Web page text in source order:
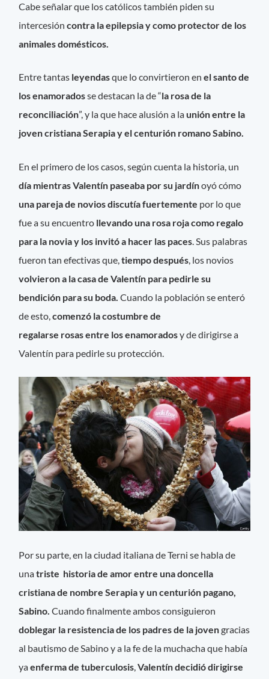
Cabe señalar que los católicos también piden su
intercesióncontra la epilepsia y como protector de los
animales domésticos.
Entre tantas leyendasque lo convirtieron enel santo de
los enamoradosse destacan la de “la rosa de la
reconciliación”, y la que hace alusión a la unión entre la
joven cristiana Serapia y el centurión romano Sabino.
En el primero de los casos, según cuenta la historia, un
día mientras Valentín paseaba por su jardínoyó cómo
una pareja de novios discutía fuertemente por lo que
fue a su encuentro llevando una rosa roja como regalo
para la novia y los invitó a hacer las paces . Sus palabras
fueron tan efectivas que,tiempo después , los novios
volvieron a la casa de Valentín para pedirle su
bendición para su boda.Cuando la población se enteró
de esto,comenzó la costumbre de
regalarse rosas entre los enamoradosy de dirigirse a
Valentín para pedirle su protección.
Por su parte, en la ciudad italiana de Terni se habla de
unatriste historia de amor entre una doncella
cristiana de nombre Serapia y un centurión pagano,
Sabino.Cuando finalmente ambos consiguieron
doblegar la resistencia de los padres de la jovengracias
al bautismo de Sabino y a la fe de la muchacha que había
yaenferma de tuberculosis,Valentín decidió dirigirse